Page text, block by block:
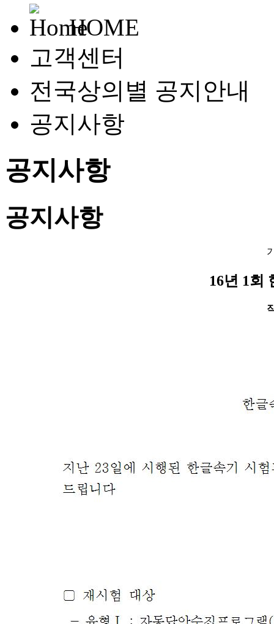
HOME
고객센터
전국상의별 공지안내
공지사항
공지사항
공지사항
16년 1회